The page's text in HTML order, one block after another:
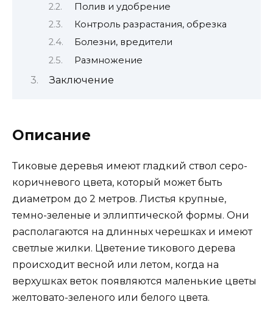
Полив и удобрение
Контроль разрастания, обрезка
Болезни, вредители
Размножение
Заключение
Описание
Тиковые деревья имеют гладкий ствол серо-
коричневого цвета, который может быть
диаметром до 2 метров. Листья крупные,
темно-зеленые и эллиптической формы. Они
располагаются на длинных черешках и имеют
светлые жилки. Цветение тикового дерева
происходит весной или летом, когда на
верхушках веток появляются маленькие цветы
желтовато-зеленого или белого цвета.